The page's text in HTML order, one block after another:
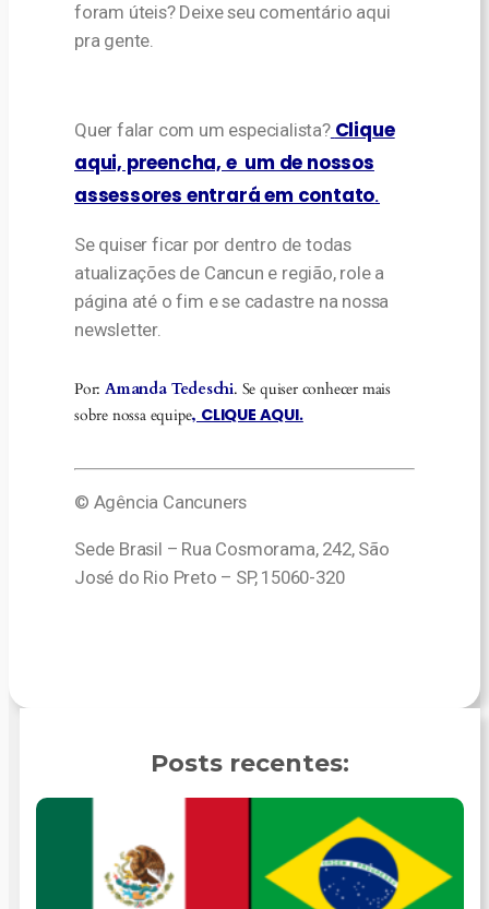
foram úteis? Deixe seu comentário aqui
pra gente.
Quer falar com um especialista? Clique
aqui, preencha, e um de nossos
assessores entrará em contato.
Se quiser ficar por dentro de todas
atualizações de Cancun e região, role a
página até o fim e se cadastre na nossa
newsletter.
Por: Amanda Tedeschi. Se quiser conhecer mais
sobre nossa equipe, CLIQUE AQUI.
© Agência Cancuners
Sede Brasil – Rua Cosmorama, 242, São
José do Rio Preto – SP, 15060-320
Posts recentes: